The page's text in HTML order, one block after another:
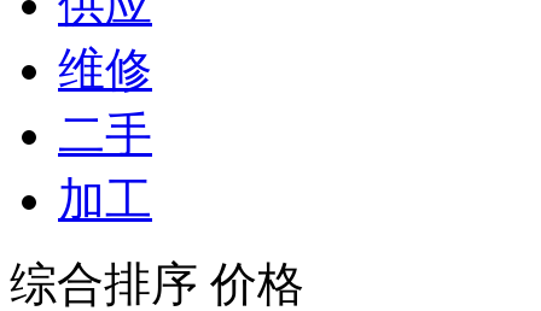
维修
二手
加工
综合排序 价格